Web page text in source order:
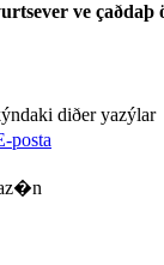
ve
diðer yazýlar
posta